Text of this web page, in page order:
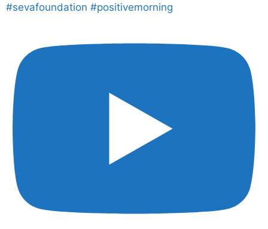
#sevafoundation #positivemorning